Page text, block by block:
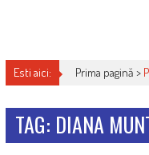
Esti aici: Prima pagină >
TAG: DIANA